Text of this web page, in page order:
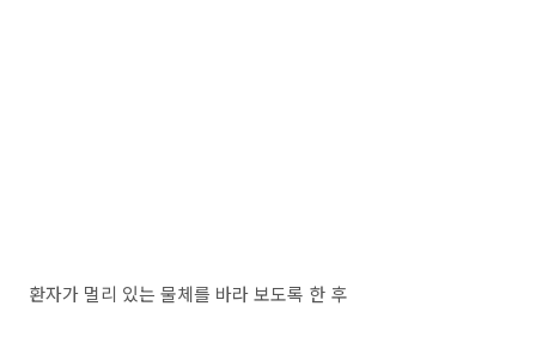
환자가 멀리 있는 물체를 바라 보도록 한 후